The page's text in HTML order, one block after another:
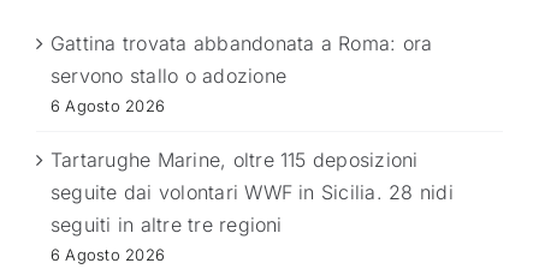
Gattina trovata abbandonata a Roma: ora
servono stallo o adozione
6 Agosto 2026
Tartarughe Marine, oltre 115 deposizioni
seguite dai volontari WWF in Sicilia. 28 nidi
seguiti in altre tre regioni
6 Agosto 2026